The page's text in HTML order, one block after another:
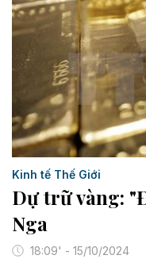
Kinh tế Thế Giới
Dự trữ vàng:
Nga
18:09' - 15/10/2024